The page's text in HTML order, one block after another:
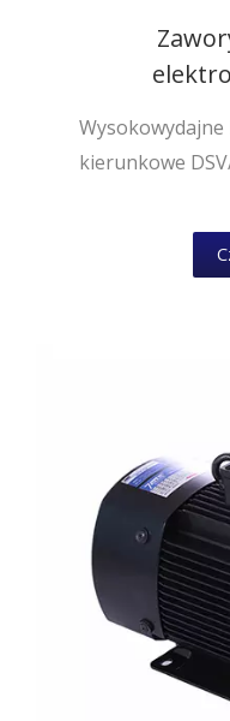
kierunkowe